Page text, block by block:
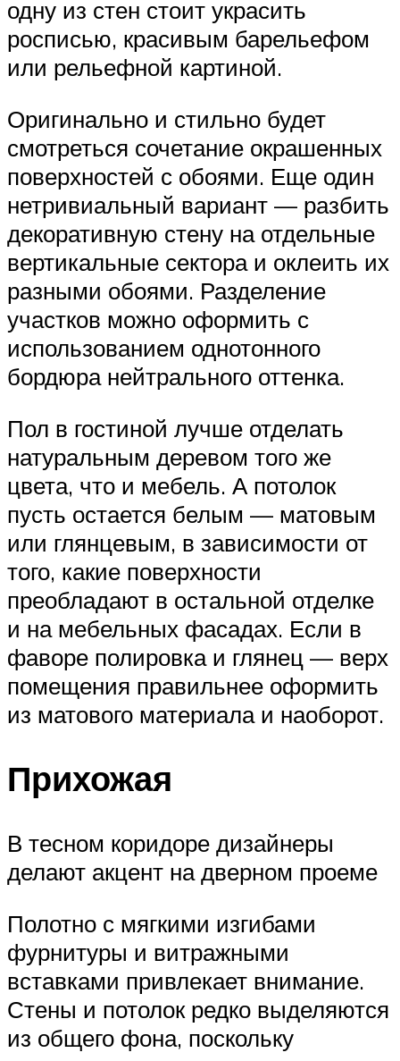
одну из стен стоит украсить
росписью, красивым барельефом
или рельефной картиной.
Оригинально и стильно будет
смотреться сочетание окрашенных
поверхностей с обоями. Еще один
нетривиальный вариант — разбить
декоративную стену на отдельные
вертикальные сектора и оклеить их
разными обоями. Разделение
участков можно оформить с
использованием однотонного
бордюра нейтрального оттенка.
Пол в гостиной лучше отделать
натуральным деревом того же
цвета, что и мебель. А потолок
пусть остается белым — матовым
или глянцевым, в зависимости от
того, какие поверхности
преобладают в остальной отделке
и на мебельных фасадах. Если в
фаворе полировка и глянец — верх
помещения правильнее оформить
из матового материала и наоборот.
Прихожая
В тесном коридоре дизайнеры
делают акцент на дверном проеме
Полотно с мягкими изгибами
фурнитуры и витражными
вставками привлекает внимание.
Стены и потолок редко выделяются
из общего фона, поскольку